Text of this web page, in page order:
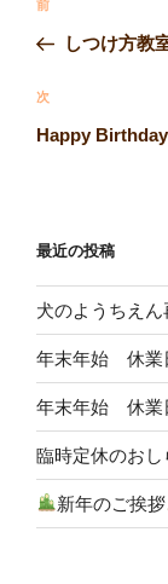
ナ
ビ
ゲ
ン
過
去
投
前
しつけ方教
次
の
次
Happy Birthday
最近の投稿
犬のようちえん
年末年始 休業
年末年始 休業
臨時定休のおし
新年のご挨拶